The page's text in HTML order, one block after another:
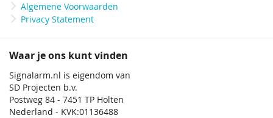
Algemene Voorwaarden
Privacy Statement
Waar je ons kunt vinden
Signalarm.nl is eigendom van
SD Projecten b.v.
Postweg 84 - 7451 TP Holten
Nederland - KVK:01136488